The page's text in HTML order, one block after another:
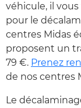
véhicule, il
pour le
centres Midas
proposent un
79 €. Prenez
de nos centres
Le